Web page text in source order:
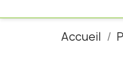
Accueil